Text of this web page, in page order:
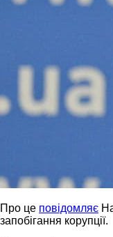
Про це повідомляє
запобігання корупції.